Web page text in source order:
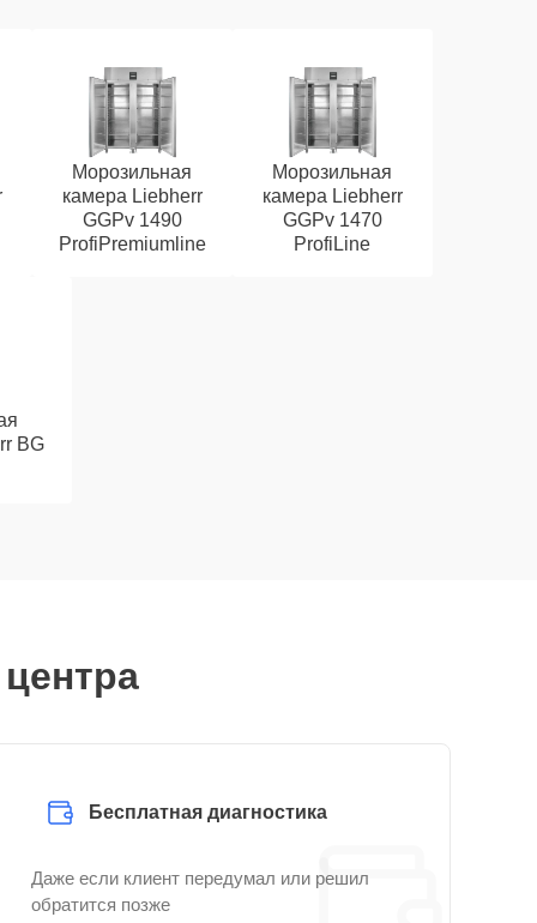
Морозильная
камера Liebherr
GGPv 1490
ProfiPremiumline
Морозильная
камера Liebherr
GGPv 1470
ProfiLine
BG
Бесплатная диагностика
Даже если клиент передумал или решил
обратится позже